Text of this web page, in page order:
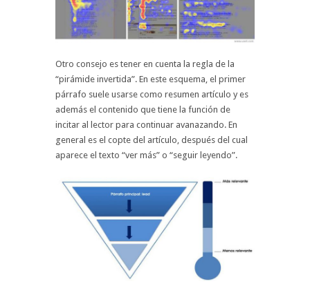
Otro consejo es tener en cuenta la regla de la
“pirámide invertida”. En este esquema, el primer
párrafo suele usarse como resumen artículo y es
además el contenido que tiene la función de
incitar al lector para continuar avanazando. En
general es el copte del artículo, después del cual
aparece el texto “ver más” o “seguir leyendo”.